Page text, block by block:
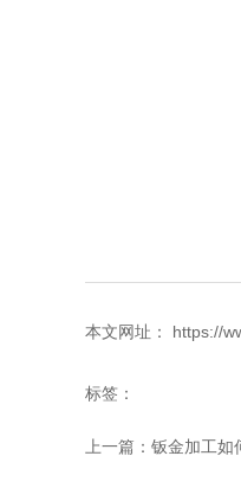
本文网址： https://
标签：
上一篇： 钣金加工如